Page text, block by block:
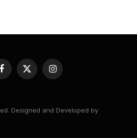
Facebook
X
(Twitter)
Instagram
Designed and Developed by